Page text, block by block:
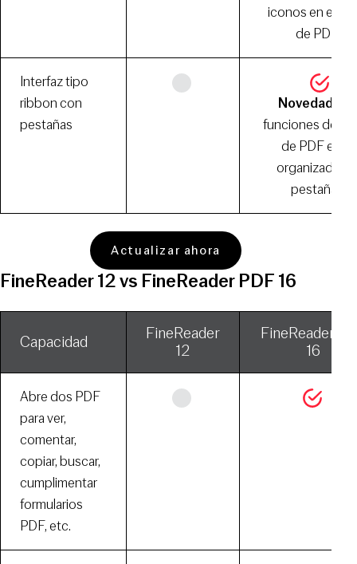
iconos en el
de PDF)
Interfaz tipo
ribbon con
pestañas
Novedad
funciones del
de PDF
organizadas
pestañas)
Actualizar ahora
FineReader 12 vs FineReader PDF 16
Capacidad
FineReader
12
FineReader
16
Abre dos PDF
para ver,
comentar,
copiar, buscar,
cumplimentar
formularios
PDF, etc.